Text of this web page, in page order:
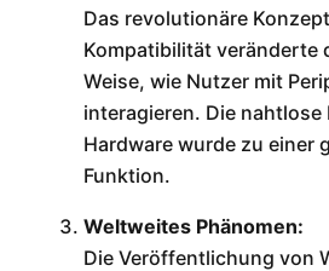
Das revolutionäre
Kompatibilität veränderte
Weise, wie Nutzer mit
interagieren. Die
Hardware wurde zu einer
Funktion.
Weltweites Phänomen:
Die Veröffentlichung von